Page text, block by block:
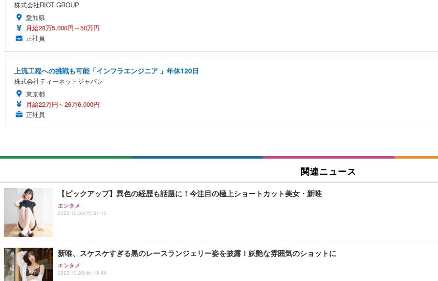
株式会社RIOT GROUP
愛知県
月給28万5,000円～50万円
正社員
上流工程への挑戦も可能「インフラエンジニア 」年休120日
株式会社ティーネットジャパン
東京都
月給22万円～26万6,000円
正社員
関連ニュース
【ピックアップ】異色の経歴も話題に！今注目の極上ショートカット美女・新唯
エンタメ
2023.10.30(月) 21:10
新唯、スケスケすぎる黒のレースランジェリー姿を披露！妖艶な雰囲気のショットに
エンタメ
2023.10.20(金) 19:44